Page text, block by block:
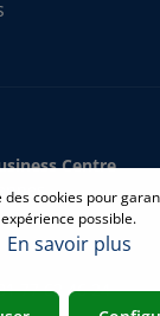
Centre
77 62 46 24
des cookies pour
expérience possible.
En savoir plus